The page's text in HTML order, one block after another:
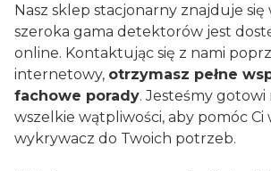
Nasz sklep stacjonarny znajduje się
szeroka gama detektorów jest
online. Kontaktując się z nami
internetowy, otrzymasz pełne
fachowe porady. Jesteśmy gotowi
wszelkie wątpliwości, aby pomóc Ci
wykrywacz do Twoich potrzeb.